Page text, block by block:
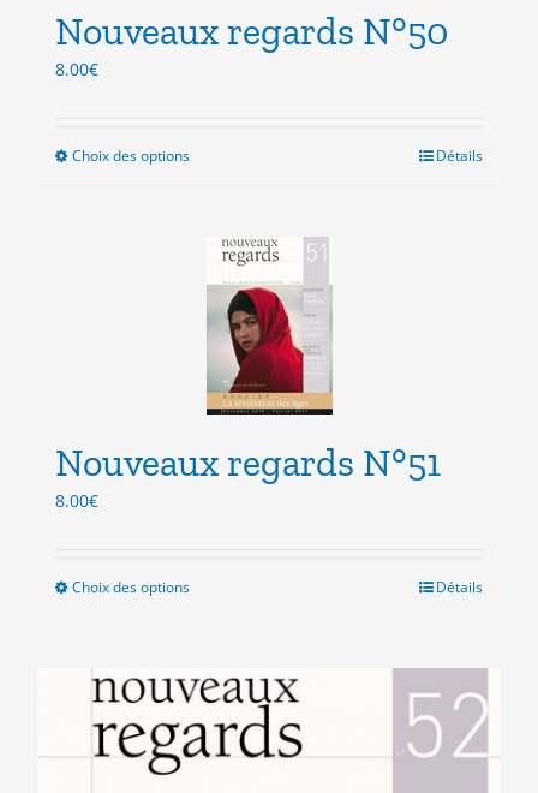
Nouveaux regards N°50
8.00€
Choix des optionsCe
plusieurs
variations.
Les
options
peuvent
être
choisies
sur
page
Détails
Nouveaux regards N°51
8.00€
Choix des optionsCe
variations.
Les
options
Détails